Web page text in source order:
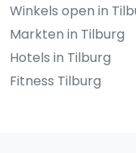
Winkels open in
Markten in Tilburg
Hotels in Tilburg
Fitness Tilburg